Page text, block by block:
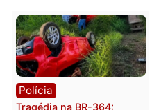
estepe em Porto Velho
sexta-feira, 07/08/2026 às 09:38